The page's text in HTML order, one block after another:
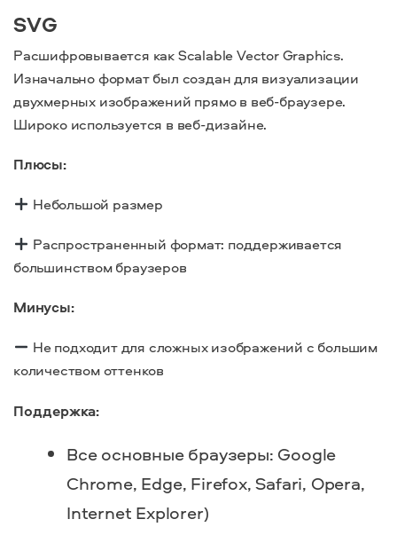
SVG
Расшифровывается как Scalable Vector Graphics.
Изначально формат был создан для визуализации
двухмерных изображений прямо в веб-браузере.
Широко используется в веб-дизайне.
Плюсы:
Небольшой размер
Распространенный формат: поддерживается
большинством браузеров
Минусы:
Не подходит для сложных изображений с большим
количеством оттенков
Поддержка:
Все основные браузеры: Google
Chrome, Edge, Firefox, Safari, Opera,
Internet Explorer)